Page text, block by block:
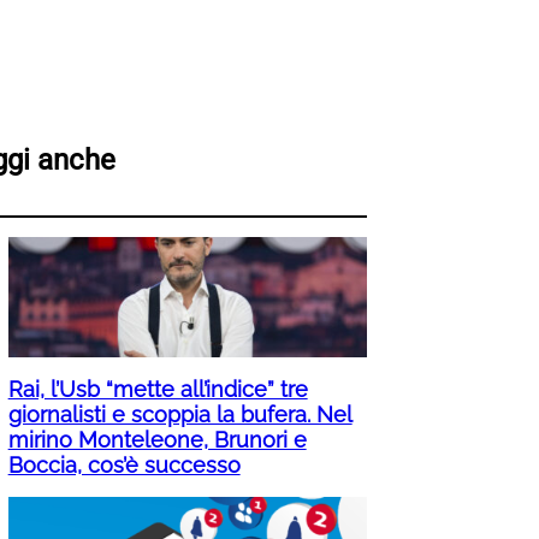
anche
Rai, l’Usb “mette all’indice” tre
giornalisti e scoppia la bufera. Nel
mirino Monteleone, Brunori e
Boccia, cos’è successo